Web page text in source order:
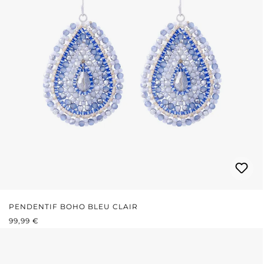
PENDENTIF BOHO BLEU CLAIR
PRIX RÉGULIER :
99,99 €